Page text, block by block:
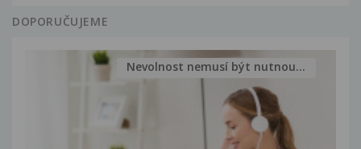
DOPORUČUJEME
Nevolnost nemusí být nutnou...